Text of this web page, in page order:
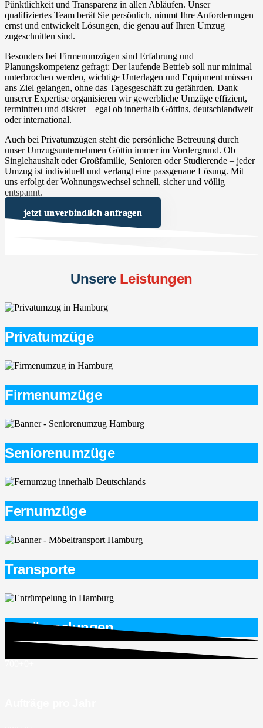
Pünktlichkeit und Transparenz in allen Abläufen. Unser
qualifiziertes Team berät Sie persönlich, nimmt Ihre Anforderungen
ernst und entwickelt Lösungen, die genau auf Ihren Umzug
zugeschnitten sind.
Besonders bei Firmenumzügen sind Erfahrung und
Planungskompetenz gefragt: Der laufende Betrieb soll nur minimal
unterbrochen werden, wichtige Unterlagen und Equipment müssen
ans Ziel gelangen, ohne das Tagesgeschäft zu gefährden. Dank
unserer Expertise organisieren wir gewerbliche Umzüge effizient,
termintreu und diskret – egal ob innerhalb Göttins, deutschlandweit
oder international.
Auch bei Privatumzügen steht die persönliche Betreuung durch
unser Umzugsunternehmen Göttin immer im Vordergrund. Ob
Singlehaushalt oder Großfamilie, Senioren oder Studierende – jeder
Umzug ist individuell und verlangt eine passgenaue Lösung. Mit
uns erfolgt der Wohnungswechsel schnell, sicher und völlig
entspannt.
jetzt unverbindlich anfragen
UnsereLeistungen
Privatumzüge
Firmenumzüge
Seniorenumzüge
Fernumzüge
Transporte
Entrümpelungen